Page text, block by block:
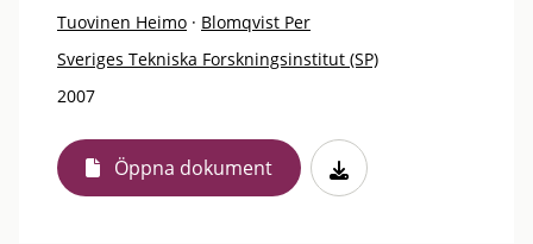
Tuovinen Heimo · Blomqvist Per
Sveriges Tekniska Forskningsinstitut (SP)
2007
Öppna dokument